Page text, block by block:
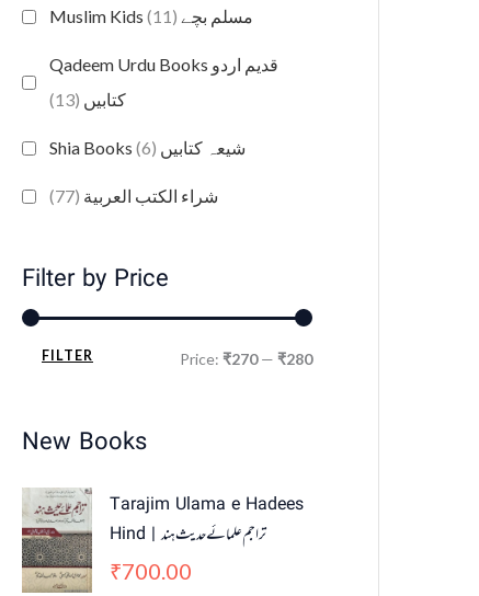
Muslim Kids مسلم بچے (11)
Qadeem Urdu Books قدیم اردو
کتابیں (13)
Shia Books شیعہ کتابیں (6)
شراء الكتب العربية (77)
Filter by Price
FILTER Price: ₹270— ₹280
New Books
Tarajim Ulama e Hadees
Hind | تراجم علمائے حديث ہند
₹700.00